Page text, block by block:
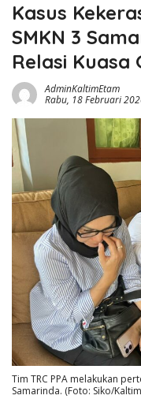
Kasus
SMKN 3
Relasi
AdminKaltimEtam
Rabu, 18 Februari
Tim TRC PPA melakukan
Samarinda. (Foto: Siko/